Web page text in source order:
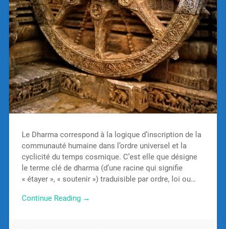
Le Dharma correspond à la logique d’inscription de la
communauté humaine dans l’ordre universel et la
cyclicité du temps cosmique. C’est elle que désigne
le terme clé de dharma (d’une racine qui signifie
« étayer », « soutenir ») traduisible par ordre, loi ou…
Continue Reading →